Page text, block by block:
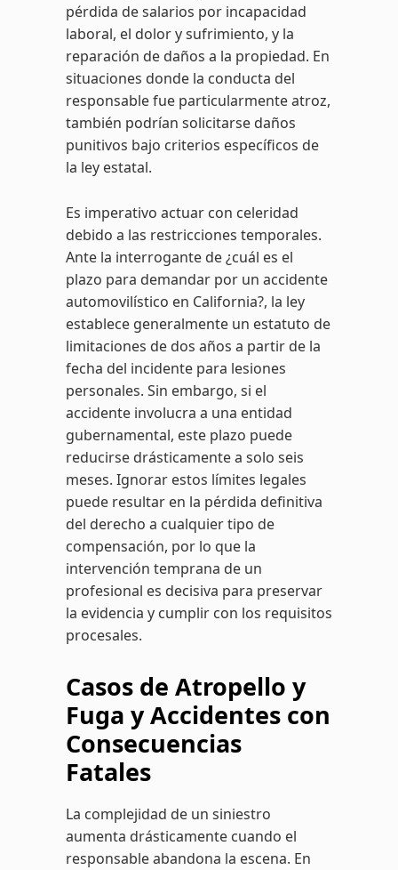
pérdida de salarios por incapacidad
laboral, el dolor y sufrimiento, y la
reparación de daños a la propiedad. En
situaciones donde la conducta del
responsable fue particularmente atroz,
también podrían solicitarse daños
punitivos bajo criterios específicos de
la ley estatal.
Es imperativo actuar con celeridad
debido a las restricciones temporales.
Ante la interrogante de ¿cuál es el
plazo para demandar por un accidente
automovilístico en California?, la ley
establece generalmente un estatuto de
limitaciones de dos años a partir de la
fecha del incidente para lesiones
personales. Sin embargo, si el
accidente involucra a una entidad
gubernamental, este plazo puede
reducirse drásticamente a solo seis
meses. Ignorar estos límites legales
puede resultar en la pérdida definitiva
del derecho a cualquier tipo de
compensación, por lo que la
intervención temprana de un
profesional es decisiva para preservar
la evidencia y cumplir con los requisitos
procesales.
Casos de Atropello y
Fuga y Accidentes con
Consecuencias
Fatales
La complejidad de un siniestro
aumenta drásticamente cuando el
responsable abandona la escena. En